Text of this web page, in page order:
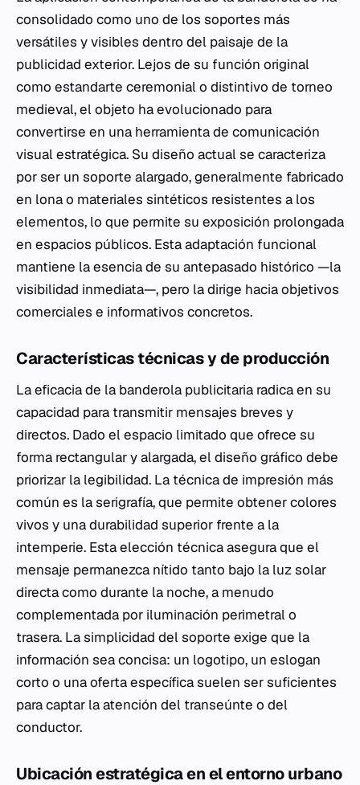
consolidado como uno de los soportes más
versátiles y visibles dentro del paisaje de la
publicidad exterior. Lejos de su función original
como estandarte ceremonial o distintivo de torneo
medieval, el objeto ha evolucionado para
convertirse en una herramienta de comunicación
visual estratégica. Su diseño actual se caracteriza
por ser un soporte alargado, generalmente fabricado
en lona o materiales sintéticos resistentes a los
elementos, lo que permite su exposición prolongada
en espacios públicos. Esta adaptación funcional
mantiene la esencia de su antepasado histórico —la
visibilidad inmediata—, pero la dirige hacia objetivos
comerciales e informativos concretos.
Características técnicas y de producción
La eficacia de la banderola publicitaria radica en su
capacidad para transmitir mensajes breves y
directos. Dado el espacio limitado que ofrece su
forma rectangular y alargada, el diseño gráfico debe
priorizar la legibilidad. La técnica de impresión más
común es la serigrafía, que permite obtener colores
vivos y una durabilidad superior frente a la
intemperie. Esta elección técnica asegura que el
mensaje permanezca nítido tanto bajo la luz solar
directa como durante la noche, a menudo
complementada por iluminación perimetral o
trasera. La simplicidad del soporte exige que la
información sea concisa: un logotipo, un eslogan
corto o una oferta específica suelen ser suficientes
para captar la atención del transeúnte o del
conductor.
Ubicación estratégica en el entorno urbano